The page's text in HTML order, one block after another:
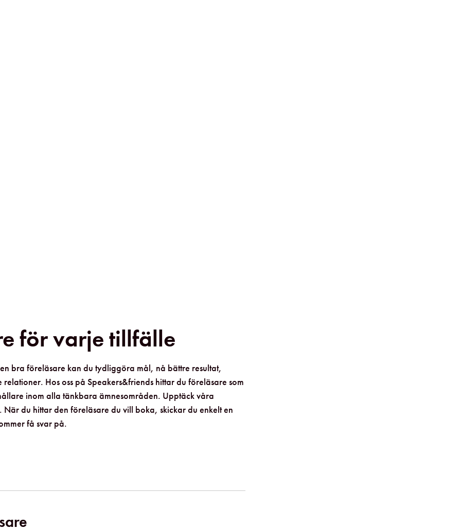
för varje tillfälle
bra föreläsare kan du tydliggöra mål, nå bättre resultat,
Hos oss på Speakers&friends hittar du föreläsare som
inom alla tänkbara ämnesområden. Upptäck våra
du hittar den föreläsare du vill boka, skickar du enkelt en
få svar på.